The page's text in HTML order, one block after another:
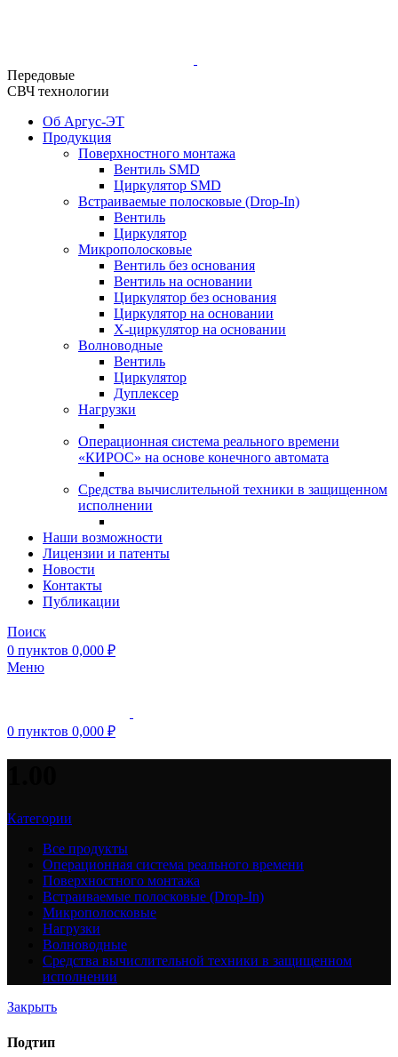
Передовые
СВЧ технологии
Об Аргус-ЭТ
Продукция
Поверхностного монтажа
Вентиль SMD
Циркулятор SMD
Встраиваемые полосковые (Drop-In)
Вентиль
Циркулятор
Микрополосковые
Вентиль без основания
Вентиль на основании
Циркулятор без основания
Циркулятор на основании
Х-циркулятор на основании
Волноводные
Вентиль
Циркулятор
Дуплексер
Нагрузки
Операционная система реального времени
«КИРОС» на основе конечного автомата
Средства вычислительной техники в защищенном
исполнении
Наши возможности
Лицензии и патенты
Новости
Контакты
Публикации
Поиск
0 пунктов 0,000 ₽
Меню
0 пунктов 0,000 ₽
Категории
Все продукты
Операционная система реального времени
Поверхностного монтажа
Встраиваемые полосковые (Drop-In)
Микрополосковые
Нагрузки
Волноводные
Средства вычислительной техники в защищенном
исполнении
Закрыть
Подтип